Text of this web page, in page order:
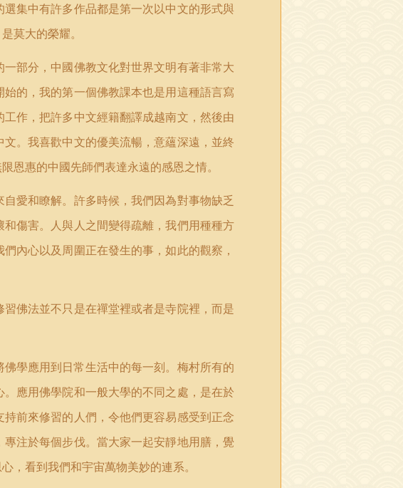
集中有許多作品都是第一次以中文的形式與
莫大的榮耀。
部分，中國佛教文化對世界文明有著非常大
的，我的第一個佛教課本也是用這種語言寫
作，把許多中文經籍翻譯成越南文，然後由
。我喜歡中文的優美流暢，意蘊深遠，並終
恩惠的中國先師們表達永遠的感恩之情。
愛和瞭解。許多時候，我們因為對事物缺乏
傷害。人與人之間變得疏離，我們用種種方
內心以及周圍正在發生的事，如此的觀察，
佛法並不只是在禪堂裡或者是寺院裡，而是
學應用到日常生活中的每一刻。梅村所有的
應用佛學院和一般大學的不同之處，是在於
前來修習的人們，令他們更容易感受到正念
注於每個步伐。當大家一起安靜地用膳，覺
，看到我們和宇宙萬物美妙的連系。